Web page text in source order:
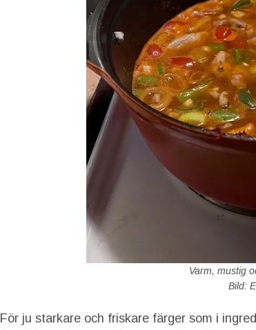
Varm, mustig
Bild:
För ju starkare och friskare färger som i